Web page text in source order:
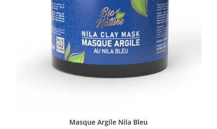
Masque Argile Nila Bleu